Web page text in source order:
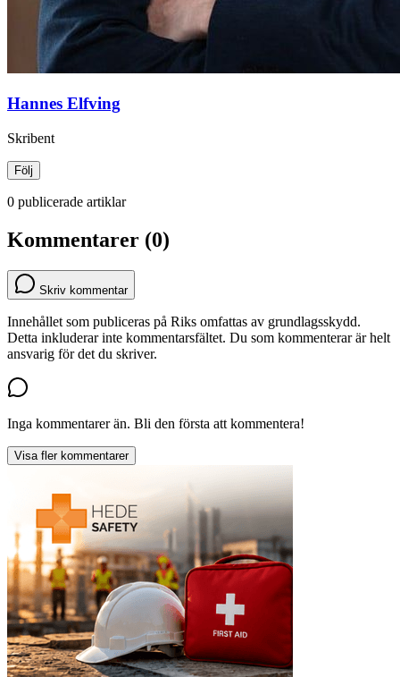
Hannes Elfving
Skribent
Följ
0 publicerade artiklar
Kommentarer (0)
Skriv kommentar
Innehållet som publiceras på Riks omfattas av grundlagsskydd.
Detta inkluderar inte kommentarsfältet. Du som kommenterar är helt
ansvarig för det du skriver.
Inga kommentarer än. Bli den första att kommentera!
Visa fler kommentarer